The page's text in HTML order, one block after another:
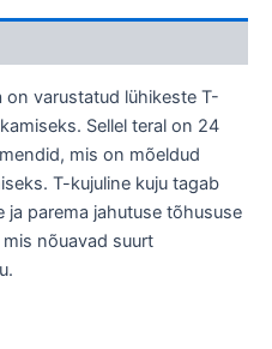
on varustatud lühikeste T-
Sellel teral on 24
mis on mõeldud
T-kujuline kuju tagab
ja parema jahutuse tõhususe
nõuavad suurt